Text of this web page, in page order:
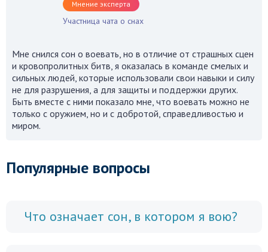
Мнение эксперта
Участница чата о снах
Мне снился сон о воевать, но в отличие от страшных сцен
и кровопролитных битв, я оказалась в команде смелых и
сильных людей, которые использовали свои навыки и силу
не для разрушения, а для защиты и поддержки других.
Быть вместе с ними показало мне, что воевать можно не
только с оружием, но и с добротой, справедливостью и
миром.
Популярные вопросы
Что означает сон, в котором я вою?